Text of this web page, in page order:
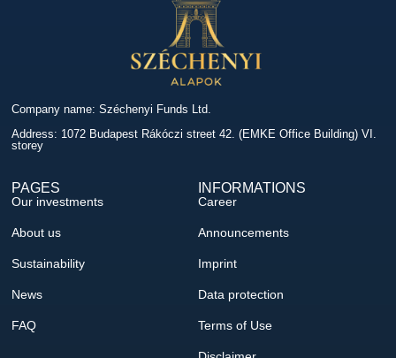
Company name: Széchenyi Funds Ltd.
Address: 1072 Budapest Rákóczi street 42. (EMKE Office Building) VI.
storey
PAGES
Our investments
About us
Sustainability
News
FAQ
INFORMATIONS
Career
Announcements
Imprint
Data protection
Terms of Use